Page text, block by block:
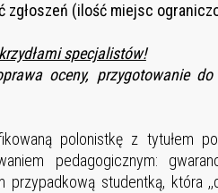
(ilość miejsc
specjalistów!
oceny, przygotowanie
polonistkę z tytułem
pedagogicznym:
studentką, która